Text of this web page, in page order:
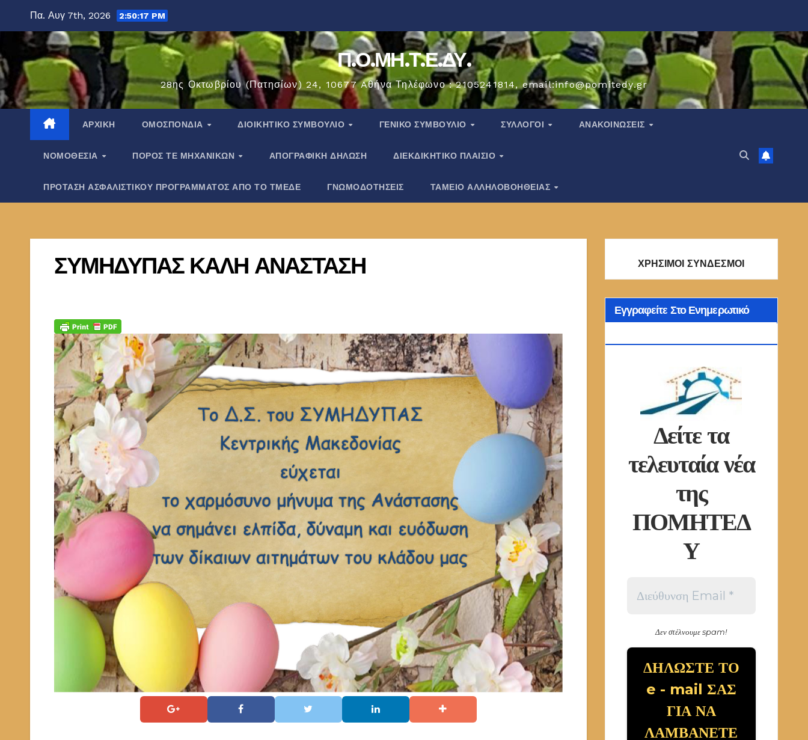
περιεχόμενο
Πα. Αυγ 7th, 2026 2:50:18 PM
Π.Ο.ΜΗ.Τ.Ε.ΔΥ.
28ης Οκτωβρίου (Πατησίων) 24, 10677 Aθήνα Τηλέφωνο : 2105241814, email:info@pomitedy.gr
ΑΡΧΙΚΉ ΟΜΟΣΠΟΝΔΊΑ ΔΙΟΙΚΗΤΙΚΟ ΣΥΜΒΟΥΛΙΟ ΓΕΝΙΚΟ ΣΥΜΒΟΥΛΙΟ ΣΎΛΛΟΓΟΙ ΑΝΑΚΟΙΝΏΣΕΙΣ
ΝΟΜΟΘΕΣΊΑ ΠΌΡΟΣ ΤΕ ΜΗΧΑΝΙΚΏΝ ΑΠΟΓΡΑΦΙΚΗ ΔΗΛΩΣΗ ΔΙΕΚΔΙΚΗΤΙΚΟ ΠΛΑΙΣΙΟ
ΠΡΟΤΑΣΗ ΑΣΦΑΛΙΣΤΙΚΟΥ ΠΡΟΓΡΑΜΜΑΤΟΣ ΑΠΟ ΤΟ ΤΜΕΔΕ ΓΝΩΜΟΔΟΤΗΣΕΙΣ ΤΑΜΕΙΟ ΑΛΛΗΛΟΒΟΗΘΕΙΑΣ
ΣΥΜΗΔΥΠΑΣ ΚΑΛΗ ΑΝΑΣΤΑΣΗ ΧΡΗΣΙΜΟΙ ΣΥΝΔΕΣΜΟΙ
Εγγραφείτε Στο Ενημερωτικό
Δείτε τα
τελευταία νέα
της
ΠΟΜΗΤΕΔ
Υ
Δεν στέλνουμε spam!